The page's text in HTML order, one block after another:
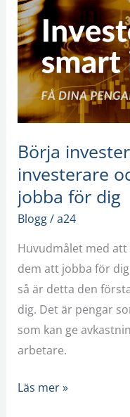
Börja
investerare
jobba för dig
Blogg/a24
Huvudmålet med
dem att jobba för
så är detta den
dig. Det är pengar
som kan ge
arbetare.
som
en
smart
investerare
och
få
pengar
att
jobba
för
Läs mer »